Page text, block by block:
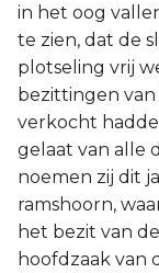
in het oog
te zien, dat de
plotseling vrij
bezittingen
verkocht
gelaat van alle
noemen zij dit
ramshoorn,
het bezit van
hoofdzaak van